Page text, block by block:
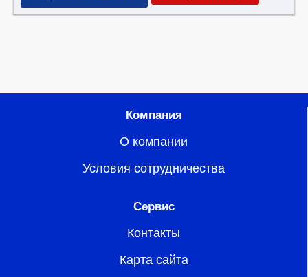
Компания
О компании
Условия сотрудничества
Сервис
Контакты
Карта сайта